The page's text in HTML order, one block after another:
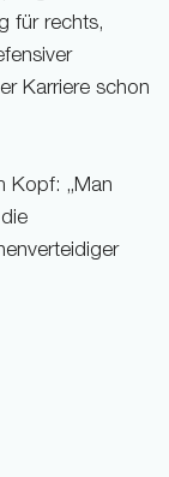
für rechts,
Karriere schon
Kopf: „Man